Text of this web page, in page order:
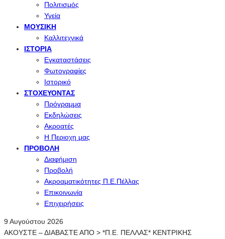
Πολιτισμός
Υγεία
ΜΟΥΣΙΚΉ
Καλλιτεχνικά
ΙΣΤΟΡΊΑ
Εγκαταστάσεις
Φωτογραφίες
Ιστορικό
ΣΤΟΧΕΎΟΝΤΑΣ
Πρόγραμμα
Εκδηλώσεις
Ακροατές
Η Περιοχη μας
ΠΡΟΒΟΛΉ
Διαφήμιση
Προβολή
Ακροαματικότητες Π.Ε.Πέλλας
Επικοινωνία
Επιχειρήσεις
9 Αυγούστου 2026
ΑΚΟΥΣΤΕ – ΔΙΑΒΑΣΤΕ ΑΠΟ > *Π.Ε. ΠΕΛΛΑΣ* ΚΕΝΤΡΙΚΗΣ